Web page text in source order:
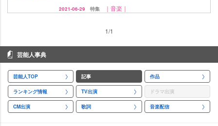
2021-06-29 特集 ｜音楽｜
1/1
芸能人事典
芸能人TOP 記事 作品
ランキング情報 TV出演 ドラマ出演
CM出演 歌詞 音楽配信